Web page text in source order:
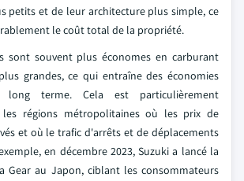
petits et de leur architecture plus simple, ce
le coût total de la propriété.
sont souvent plus économes en carburant
grandes, ce qui entraîne des économies
long terme. Cela est particulièrement
les régions métropolitaines où les prix de
et où le trafic d'arrêts et de déplacements
en décembre 2023, Suzuki a lancé la
Gear au Japon, ciblant les consommateurs